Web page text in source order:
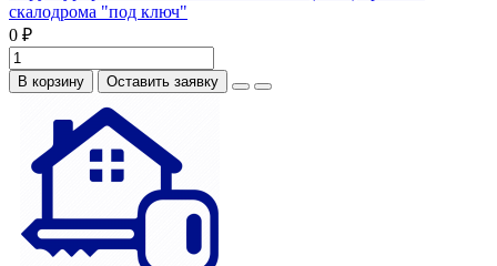
скалодрома "под ключ"
0 ₽
В корзину Оставить заявку